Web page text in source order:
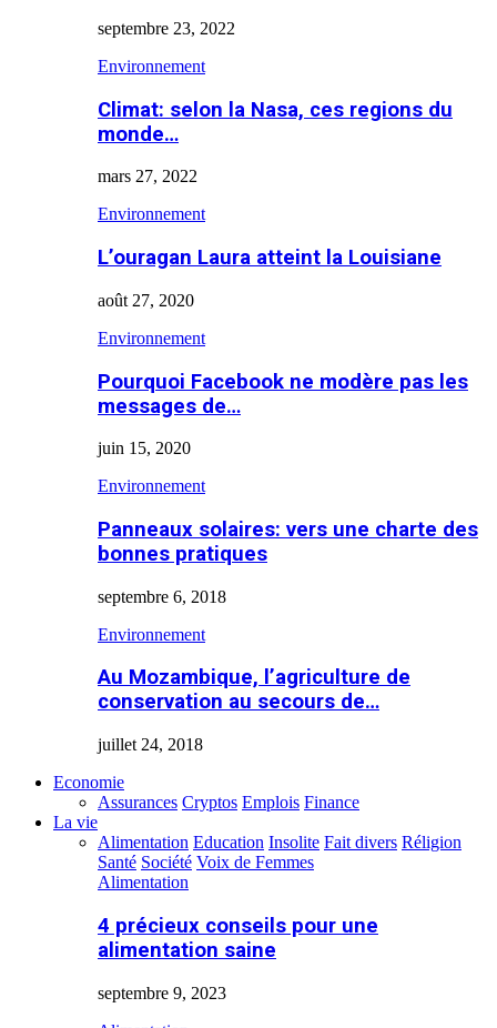
septembre 23, 2022
Environnement
Climat: selon la Nasa, ces regions du
monde…
mars 27, 2022
Environnement
L’ouragan Laura atteint la Louisiane
août 27, 2020
Environnement
Pourquoi Facebook ne modère pas les
messages de…
juin 15, 2020
Environnement
Panneaux solaires: vers une charte des
bonnes pratiques
septembre 6, 2018
Environnement
Au Mozambique, l’agriculture de
conservation au secours de…
juillet 24, 2018
Economie
Assurances Cryptos Emplois Finance
La vie
Alimentation Education Insolite Fait divers Réligion
Santé Société Voix de Femmes
Alimentation
4 précieux conseils pour une
alimentation saine
septembre 9, 2023